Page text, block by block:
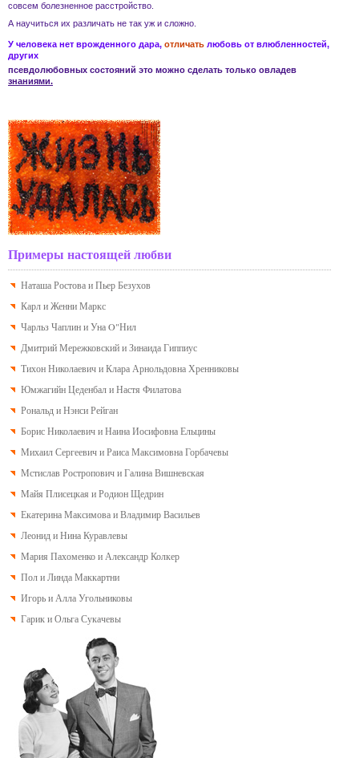
совсем болезненное расстройство
А научиться их различать не так уж и сложно.
У человека нет врожденного дара, отличать любовь от влюбленностей,
других
псевдолюбовных состояний это можно сделать только овладев
знаниями.
Примеры настоящей любви
Наташа Ростова и Пьер Безухов
Карл и Женни Маркс
Чарльз Чаплин и Уна O"Нил
Дмитрий Мережковский и Зинаида Гиппиус
Тихон Николаевич и Клара Арнольдовна Хренниковы
Юмжагийн Цеденбал и Настя Филатова
Рональд и Нэнси Рейган
Борис Николаевич и Наина Иосифовна Ельцины
Михаил Сергеевич и Раиса Максимовна Горбачевы
Мстислав Ростропович и Галина Вишневская
Майя Плисецкая и Родион Щедрин
Екатерина Максимова и Владимир Васильев
Леонид и Нина Куравлевы
Мария Пахоменко и Александр Колкер
Пол и Линда Маккартни
Игорь и Алла Угольниковы
Гарик и Ольга Сукачевы